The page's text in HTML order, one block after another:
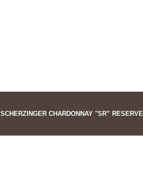
SCHERZINGER CHARDONNAY "SR” RESERVE